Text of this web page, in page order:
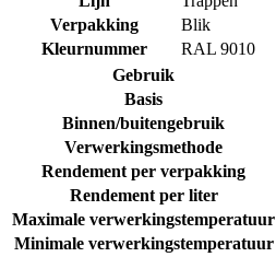
Verpakking
Blik
Kleurnummer
RAL 9010
Gebruik
Basis
Binnen/buitengebruik
Verwerkingsmethode
Rendement per verpakking
Rendement per liter
Maximale verwerkingstemperatuur
Minimale verwerkingstemperatuur